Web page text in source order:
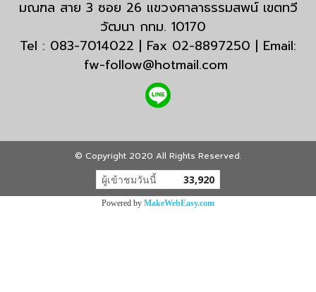
มณฑล สาย 3 ซอย 26 แขวงศาลาธรรมสพน์ เขตทวี
วัฒนา กทม. 10170
Tel : 083-7014022 | Fax 02-8897250 | Email:
fw-follow@hotmail.com
© Copyright 2020 All Rights Reserved.
ผู้เข้าชมวันนี้ 33,920
Powered by MakeWebEasy.com